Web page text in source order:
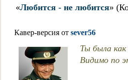
«Любится - не любится»
Кавер-версия от sever56
Ты была
Видимо по